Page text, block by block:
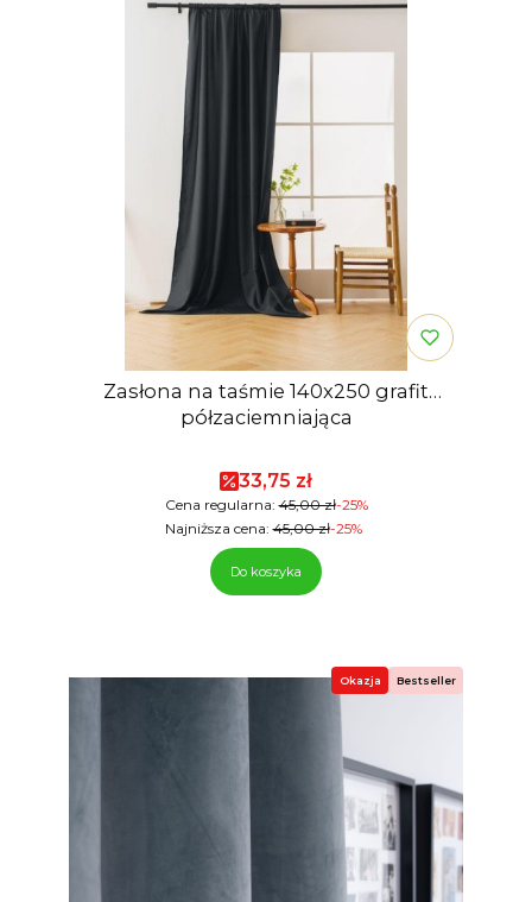
Zasłona na taśmie 140x250 grafit
półzaciemniająca
Cena promocyjna
33,75 zł
Cena regularna: 45,00 zł-25%
Najniższa cena: 45,00 zł-25%
Do koszyka
Okazja Bestseller